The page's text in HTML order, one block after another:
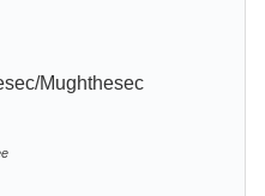
Mughthesec